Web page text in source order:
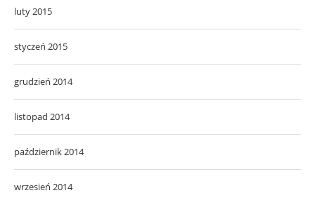
luty 2015
styczeń 2015
grudzień 2014
listopad 2014
październik 2014
wrzesień 2014